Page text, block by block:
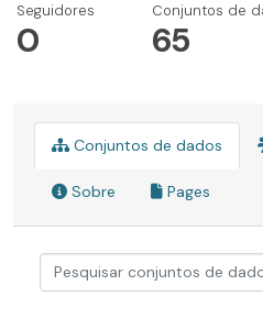
Seguidores
0
Conjuntos de
65
Conjuntos de dados
Sobre Pages